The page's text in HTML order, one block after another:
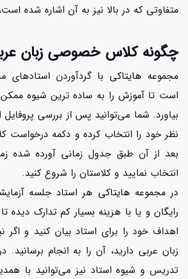
متفاوتی که در بالا نیز به آن اشاره شده
چگونه کلاس خصوصی زبان
مجموعه هایتاکی با گردآوردن
است تا آموزش را به ساده ترین شیوه
بیاورد. شما می‌توانید پس از بررسی پروفایل
نظر خود را انتخاب کرده و دکمه درخواست
بعد از آن طبق جدول زمانی آورده شده
انتخاب نمایید و کلاستان را شروع کنید.
در مجموعه هایتاکی هر استاد جلسه
رایگان و یا با هزینه بسیار کم تدارک دیده
اهداف خود را برای استاد بیان کنید و اگر
زبان عربی دارید، آن را به انجام
تدریس و شیوه استاد نیز می‌توانید با